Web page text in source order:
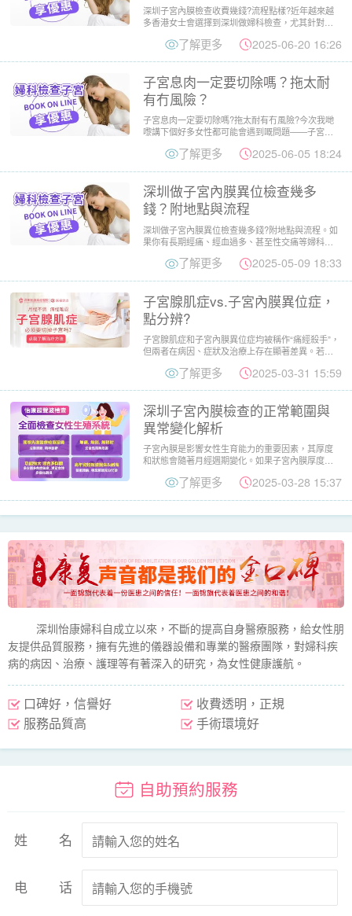
深圳子宮內膜檢查收費幾錢?流程點樣?近年越來越
多香港女士會選擇到深圳做婦科檢查，尤其針對經
了解更多 2025-06-20 16:26
子宮息肉一定要切除嗎？拖太耐
有冇風險？
子宮息肉一定要切除嗎?拖太耐有冇風險?今次我哋
嚟講下個好多女性都可能會遇到嘅問題——子宮息
了解更多 2025-06-05 18:24
深圳做子宮內膜異位檢查幾多
錢？附地點與流程
深圳做子宮內膜異位檢查幾多錢?附地點與流程。如
果你有長期經痛、經血過多、甚至性交痛等婦科問
了解更多 2025-05-09 18:33
子宮腺肌症vs.子宮內膜異位症，
點分辨?
子宮腺肌症和子宮內膜異位症均被稱作“痛經殺手”，
但兩者在病因、症狀及治療上存在顯著差異。若長
了解更多 2025-03-31 15:59
深圳子宮內膜檢查的正常範圍與
異常變化解析
子宮內膜是影響女性生育能力的重要因素，其厚度
和狀態會隨著月經週期變化。如果子宮內膜厚度異
了解更多 2025-03-28 15:37
深圳怡康婦科自成立以來，不斷的提高自身醫療服務，給女性朋
友提供品質服務，擁有先進的儀器設備和專業的醫療團隊，對婦科疾
病的病因、治療、護理等有著深入的研究，為女性健康護航。
口碑好，信譽好
服務品質高
收費透明，正規
手術環境好
自助預約服務
姓名
电话